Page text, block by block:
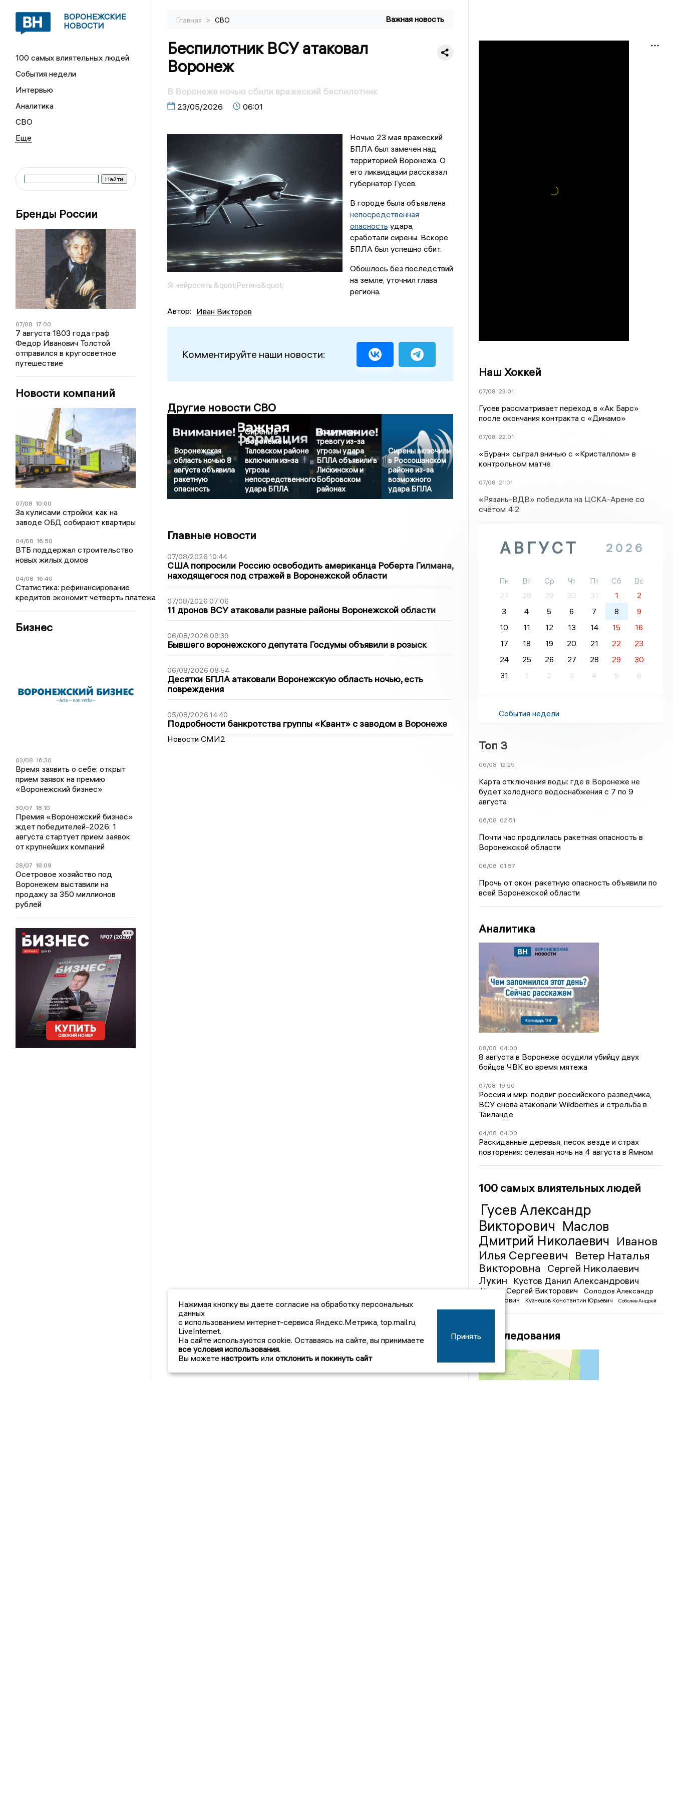
ВОРОНЕЖСКИЕ
НОВОСТИ
100 самых влиятельных людей
События недели
Интервью
Аналитика
СВО
Бренды России
07/08 17:00
7 августа 1803 года граф
Федор Иванович Толстой
отправился в кругосветное
путешествие
Новости компаний
07/08 10:00
За кулисами стройки: как на
заводе ОБД собирают квартиры
04/08 16:50
ВТБ поддержал строительство
новых жилых домов
04/08 16:40
Статистика: рефинансирование
кредитов экономит четверть платежа
Бизнес
03/08 16:30
Время заявить о себе: открыт
прием заявок на премию
«Воронежский бизнес»
30/07 18:10
Премия «Воронежский бизнес»
ждет победителей-2026: 1
августа стартует прием заявок
от крупнейших компаний
28/07 18:09
Осетровое хозяйство под
Воронежем выставили на
продажу за 350 миллионов
рублей
Главная > СВО Важная новость
Беспилотник ВСУ атаковал
Воронеж
В Воронеже ночью сбили вражеский беспилотник
23/05/2026 06:01
© нейросеть &quot;Регина&quot;
Ночью 23 мая вражеский
БПЛА был замечен над
территорией Воронежа. О
его ликвидации рассказал
губернатор Гусев.
В городе была объявлена
непосредственная
опасность удара,
сработали сирены. Вскоре
БПЛА был успешно сбит.
Обошлось без последствий
на земле, уточнил глава
региона.
Автор: Иван Викторов
Комментируйте наши новости:
Другие новости СВО
Воронежская
область ночью 8
августа объявила
ракетную
опасность
Сирены в
Воронеже и
Таловском районе
включили из-за
угрозы
непосредственного
удара БПЛА
Воздушную
тревогу из-за
угрозы удара
БПЛА объявили в
Лискинском и
Бобровском
районах
Сирены включили
в Россошанском
районе из-за
возможного
удара БПЛА
Главные новости
07/08/2026 10:44
США попросили Россию освободить американца Роберта Гилмана,
находящегося под стражей в Воронежской области
07/08/2026 07:06
11 дронов ВСУ атаковали разные районы Воронежской области
06/08/2026 09:39
Бывшего воронежского депутата Госдумы объявили в розыск
06/08/2026 08:54
Десятки БПЛА атаковали Воронежскую область ночью, есть
повреждения
05/08/2026 14:40
Подробности банкротства группы «Квант» с заводом в Воронеже
Новости СМИ2
Наш Хоккей
07/08 23:01
Гусев рассматривает переход в «Ак Барс»
после окончания контракта с «Динамо»
07/08 22:01
«Буран» сыграл вничью с «Кристаллом» в
контрольном матче
07/08 21:01
«Рязань-ВДВ» победила на ЦСКА-Арене со
счётом 4:2
АВГУСТ 2026
Пн Вт Ср Чт Пт Сб
Вс
27
28 29 30 31 1
2
3
4 5 6 7 8
9
10
11 12 13 14 15
16
17
18 19 20 21 22
23
24
25 26 27 28 29
30
31
1 2 3 4 5 6
События недели
Топ 3
06/08 12:25
Карта отключения воды: где в Воронеже не
будет холодного водоснабжения с 7 по 9
августа
06/08 02:51
Почти час продлилась ракетная опасность в
Воронежской области
06/08 01:57
Прочь от окон: ракетную опасность объявили по
всей Воронежской области
Аналитика
08/08 04:00
8 августа в Воронеже осудили убийцу двух
бойцов ЧВК во время мятежа
07/08 19:50
Россия и мир: подвиг российского разведчика,
ВСУ снова атаковали Wildberries и стрельба в
Таиланде
04/08 04:00
Раскиданные деревья, песок везде и страх
повторения: селевая ночь на 4 августа в Ямном
100 самых влиятельных людей
Гусев Александр
Викторович Маслов
Дмитрий Николаевич Иванов
Илья Сергеевич
Ветер Наталья
Викторовна
Сергей Николаевич
Лукин
Кустов Данил Александрович
Чижов Сергей Викторович
Солодов Александр
Михайлович
Кузнецов Константин Юрьевич
Соболев Андрей
Иванович
Расследования
Нажимая кнопку вы даете согласие на обработку персональных
данных
с использованием интернет-сервиса Яндекс.Метрика, top.mail.ru,
LiveInternet.
На сайте используются cookie. Оставаясь на сайте, вы принимаете
все условия использования.
Вы можете настроить или отклонить и покинуть сайт
Принять